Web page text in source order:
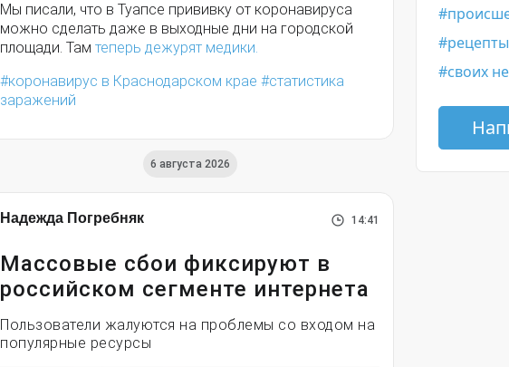
Мы писали, что в Туапсе прививку от коронавируса
можно сделать даже в выходные дни на городской
площади. Там теперь дежурят медики.
коронавирус в Краснодарском крае
статистика
заражений
6 августа 2026
Надежда Погребняк 14:41
Массовые сбои фиксируют в
российском сегменте интернета
Пользователи жалуются на проблемы со входом на
популярные ресурсы
рецепты
своих